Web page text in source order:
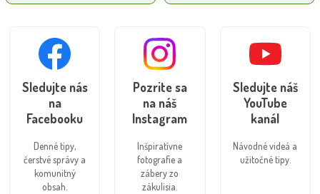
Sledujte nás
na
Facebooku
Denné tipy,
čerstvé správy a
komunitný
obsah.
Pozrite sa
na náš
Instagram
Inšpiratívne
fotografie a
zábery zo
zákulisia.
Sledujte náš
YouTube
kanál
Návodné videá a
užitočné tipy.